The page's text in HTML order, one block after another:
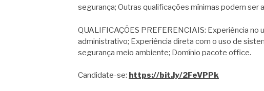
segurança; Outras qualificações mínimas podem ser
QUALIFICAÇÕES PREFERENCIAIS: Experiência no
administrativo; Experiência direta com o uso de
segurança meio ambiente; Domínio pacote office.
Candidate-se: https://bit.ly/2FeVPPk